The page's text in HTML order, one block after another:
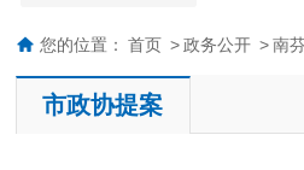
您的位置： 首页 > 政务公开 > 南
市政协提案